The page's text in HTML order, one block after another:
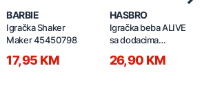
BARBIE
Igračka Shaker
Maker 45450798
17,95 KM
HASBRO
Igračka beba ALIVE
sa dodacima
26,90 KM